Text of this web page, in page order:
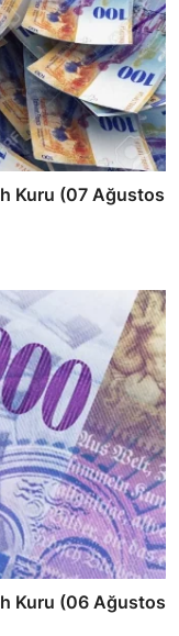
Kuru (07 Ağustos
Kuru (06 Ağustos